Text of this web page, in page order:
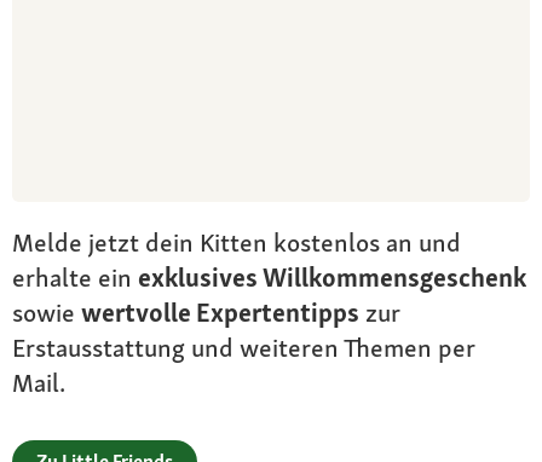
Melde jetzt dein Kitten kostenlos an und
erhalte ein exklusives Willkommensgeschenk
sowie wertvolle Expertentipps zur
Erstausstattung und weiteren Themen per
Mail.